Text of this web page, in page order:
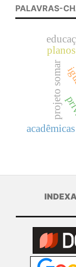
PALAVRAS-
projeto somar
acadêmicas